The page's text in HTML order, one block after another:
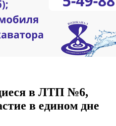
в ЛТП №6,
в едином дне